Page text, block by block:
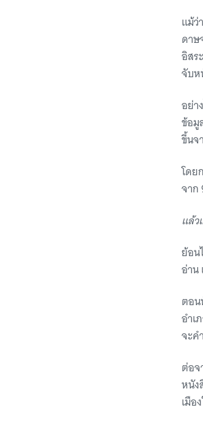
แม้ว่
ดาษ
อิสร
จับห
อย่า
ข้อมู
ขึ้นจ
โดย
จาก
แล้ว
ย้อน
อ่าน
ตอน
อำเ
จะค
ต่อ
หนัง
เมือ